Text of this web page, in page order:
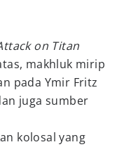
on Titan
makhluk mirip
pada Ymir Fritz
juga sumber
kolosal yang